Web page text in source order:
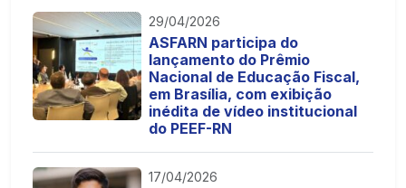
29/04/2026
ASFARN participa do
lançamento do Prêmio
Nacional de Educação Fiscal,
em Brasília, com exibição
inédita de vídeo institucional
do PEEF-RN
17/04/2026